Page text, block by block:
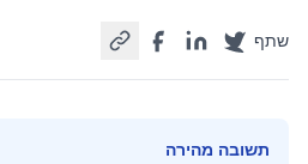
שתף
תשובה מהירה